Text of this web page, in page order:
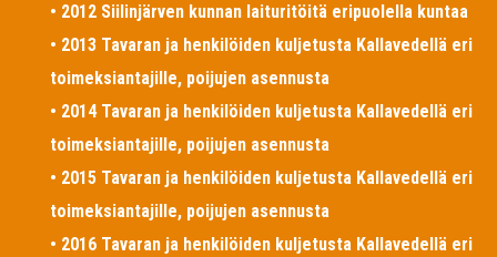
• 2012 Siilinjärven kunnan laituritöitä eripuolella kuntaa
• 2013 Tavaran ja henkilöiden kuljetusta Kallavedellä eri
toimeksiantajille, poijujen asennusta
• 2014 Tavaran ja henkilöiden kuljetusta Kallavedellä eri
toimeksiantajille, poijujen asennusta
• 2015 Tavaran ja henkilöiden kuljetusta Kallavedellä eri
toimeksiantajille, poijujen asennusta
• 2016 Tavaran ja henkilöiden kuljetusta Kallavedellä eri